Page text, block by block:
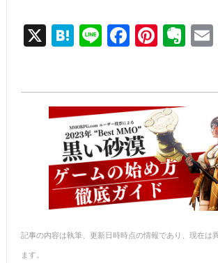
X H
at
n
a
Li
n
F
a
e
b
o
o
k
Pi
nt
e
st
E
v
n
e
記事の内容は執筆、更新日時時点の情報であり、現在は
ます。